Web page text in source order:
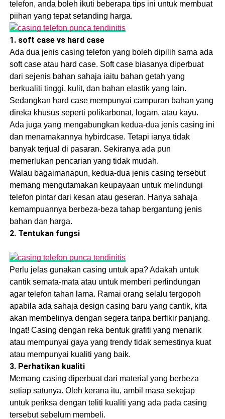
telefon, anda boleh ikuti beberapa tips ini untuk membuat
piihan yang tepat setanding harga.
1. soft case vs hard case
Ada dua jenis casing telefon yang boleh dipilih sama ada
soft case atau hard case. Soft case biasanya diperbuat
dari sejenis bahan sahaja iaitu bahan getah yang
berkualiti tinggi, kulit, dan bahan elastik yang lain.
Sedangkan hard case mempunyai campuran bahan yang
direka khusus seperti polikarbonat, logam, atau kayu.
Ada juga yang mengabungkan kedua-dua jenis casing ini
dan menamakannya hybirdcase. Tetapi ianya tidak
banyak terjual di pasaran. Sekiranya ada pun
memerlukan pencarian yang tidak mudah.
Walau bagaimanapun, kedua-dua jenis casing tersebut
memang mengutamakan keupayaan untuk melindungi
telefon pintar dari kesan atau geseran. Hanya sahaja
kemampuannya berbeza-beza tahap bergantung jenis
bahan dan harga.
2. Tentukan fungsi
Perlu jelas gunakan casing untuk apa? Adakah untuk
cantik semata-mata atau untuk memberi perlindungan
agar telefon tahan lama. Ramai orang selalu tergopoh
apabila ada sahaja design casing baru yang cantik, kita
akan membelinya dengan segera tanpa berfikir panjang.
Ingat! Casing dengan reka bentuk grafiti yang menarik
atau mempunyai gaya yang trendy tidak semestinya kuat
atau mempunyai kualiti yang baik.
3. Perhatikan kualiti
Memang casing diperbuat dari material yang berbeza
setiap satunya. Oleh kerana itu, ambil masa sekejap
untuk periksa dengan teliti kualiti yang ada pada casing
tersebut sebelum membeli.